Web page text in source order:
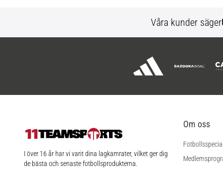
Våra kunder säger
11teamsports.se
I över 16 år har vi varit dina lagkamrater, vilket ger dig
de bästa och senaste fotbollsprodukterna.
Om oss